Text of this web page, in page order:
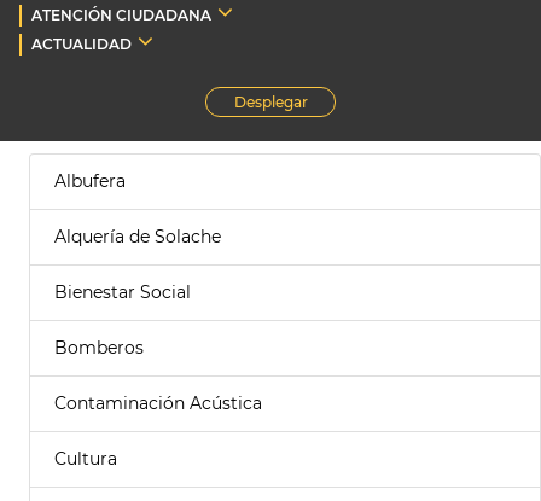
ATENCIÓN CIUDADANA
ACTUALIDAD
Desplegar
Albufera
Alquería de Solache
Bienestar Social
Bomberos
Contaminación Acústica
Cultura